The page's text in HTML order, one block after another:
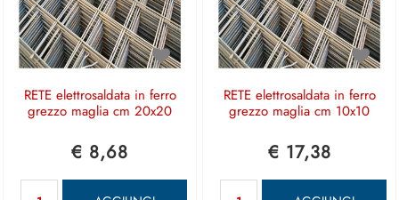
RETE elettrosaldata in ferro
grezzo maglia cm 20x20
€ 8,68
RETE elettrosaldata in ferro
grezzo maglia cm 10x10
€ 17,38